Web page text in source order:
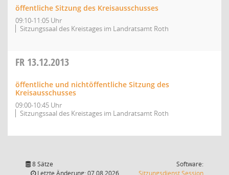
öffentliche Sitzung des Kreisausschusses
09:10-11:05 Uhr
Sitzungssaal des Kreistages im Landratsamt Roth
FR 13.12.2013
öffentliche und nichtöffentliche Sitzung des
Kreisausschusses
09:00-10:45 Uhr
Sitzungssaal des Kreistages im Landratsamt Roth
8 Sätze
Letzte Änderung: 07.08.2026
Software:
SitzungsdienstSession(Wird in